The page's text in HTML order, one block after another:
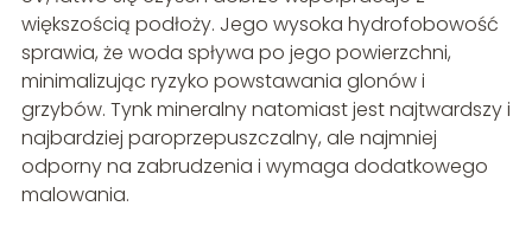
większością podłoży. Jego wysoka hydrofobowość
sprawia, że woda spływa po jego powierzchni,
minimalizując ryzyko powstawania glonów i
grzybów. Tynk mineralny natomiast jest najtwardszy i
najbardziej paroprzepuszczalny, ale najmniej
odporny na zabrudzenia i wymaga dodatkowego
malowania.